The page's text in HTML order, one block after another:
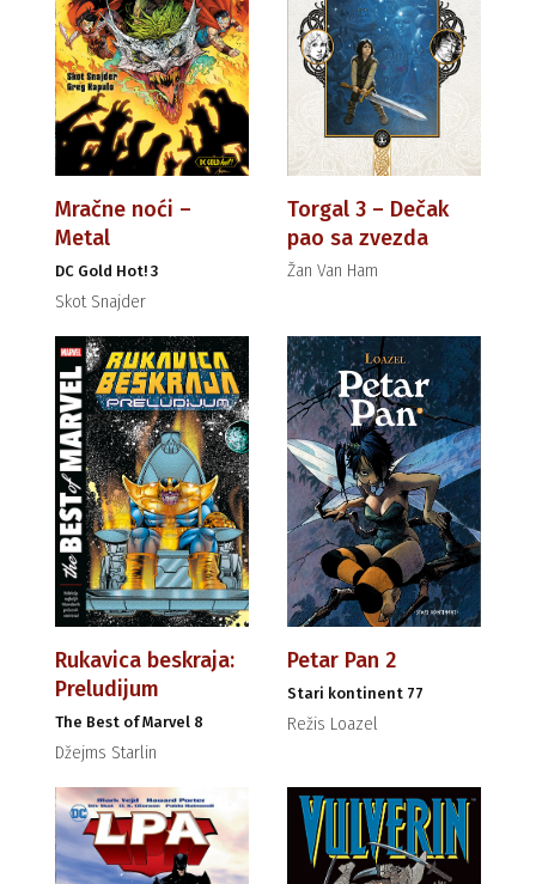
Mračne noći –
Metal
DC Gold Hot! 3
Skot Snajder
Torgal 3 – Dečak
pao sa zvezda
Žan Van Ham
Rukavica beskraja:
Preludijum
The Best of Marvel 8
Džejms Starlin
Petar Pan 2
Stari kontinent 77
Režis Loazel